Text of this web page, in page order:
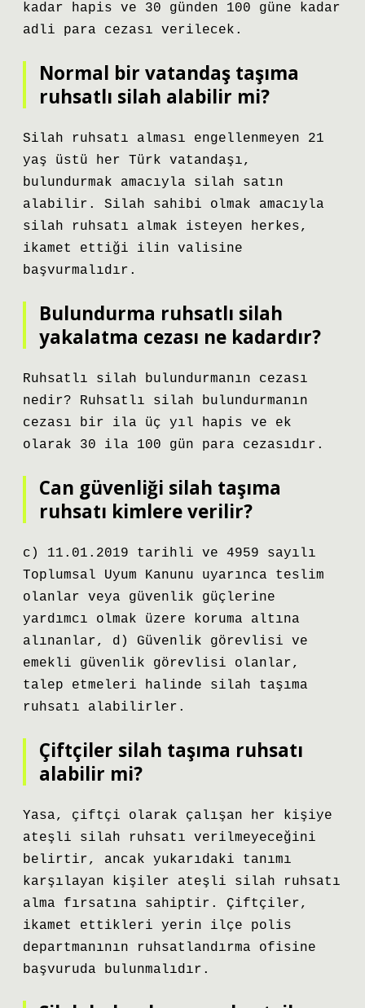
kadar hapis ve 30 günden 100 güne kadar
adli para cezası verilecek.
Normal bir vatandaş taşıma
ruhsatlı silah alabilir mi?
Silah ruhsatı alması engellenmeyen 21
yaş üstü her Türk vatandaşı,
bulundurmak amacıyla silah satın
alabilir. Silah sahibi olmak amacıyla
silah ruhsatı almak isteyen herkes,
ikamet ettiği ilin valisine
başvurmalıdır.
Bulundurma ruhsatlı silah
yakalatma cezası ne kadardır?
Ruhsatlı silah bulundurmanın cezası
nedir? Ruhsatlı silah bulundurmanın
cezası bir ila üç yıl hapis ve ek
olarak 30 ila 100 gün para cezasıdır.
Can güvenliği silah taşıma
ruhsatı kimlere verilir?
c) 11.01.2019 tarihli ve 4959 sayılı
Toplumsal Uyum Kanunu uyarınca teslim
olanlar veya güvenlik güçlerine
yardımcı olmak üzere koruma altına
alınanlar, d) Güvenlik görevlisi ve
emekli güvenlik görevlisi olanlar,
talep etmeleri halinde silah taşıma
ruhsatı alabilirler.
Çiftçiler silah taşıma ruhsatı
alabilir mi?
Yasa, çiftçi olarak çalışan her kişiye
ateşli silah ruhsatı verilmeyeceğini
belirtir, ancak yukarıdaki tanımı
karşılayan kişiler ateşli silah ruhsatı
alma fırsatına sahiptir. Çiftçiler,
ikamet ettikleri yerin ilçe polis
departmanının ruhsatlandırma ofisine
başvuruda bulunmalıdır.